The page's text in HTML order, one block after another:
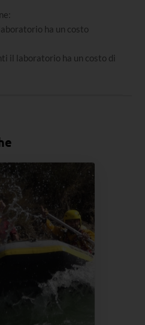
ha un costo
il laboratorio ha un costo di